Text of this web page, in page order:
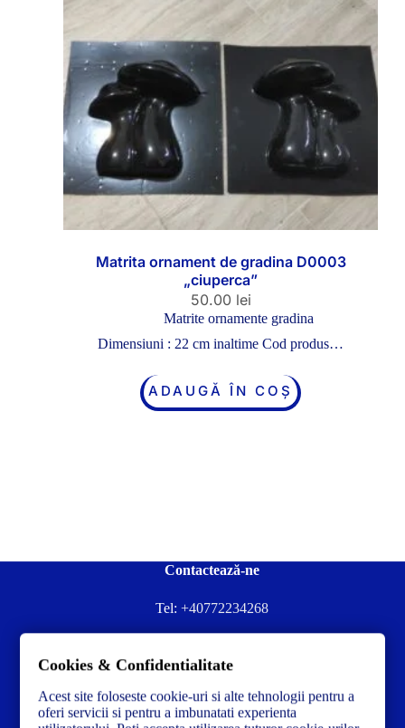
Matrita ornament de gradina D0003
„ciuperca”
50.00 lei
Matrite ornamente gradina
Dimensiuni : 22 cm inaltime Cod produs…
ADAUGĂ ÎN COȘ
Contactează-ne
Tel: +40772234268
Contacteză-ne la:✉️contact@concrete-forma.com
Str. Dacia Nr 12 Ineu, Arad 315300 Romania
Cookies & Confidentialitate
Acest site foloseste cookie-uri si alte tehnologii pentru a
oferi servicii si pentru a imbunatati experienta